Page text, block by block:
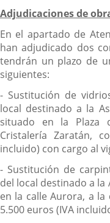
Adjudicaciones de
En el apartado de
han adjudicado dos
tendrán un plazo de
siguientes:
- Sustitución de
local destinado a la
situado en la Plaza
Cristalería Zaratán,
incluido) con cargo al
- Sustitución de
del local destinado a la
en la calle Aurora, a
5.500 euros (IVA